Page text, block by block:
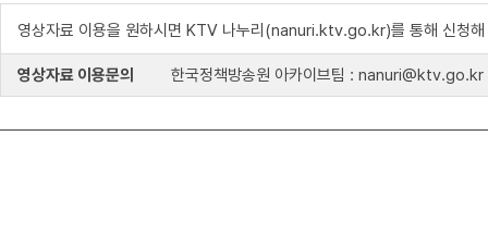
영상자료 이용을 원하시면 KTV 나누리(nanuri.ktv.go.kr)를 통해 신청해
영상자료 이용문의 한국정책방송원 아카이브팀 : nanuri@ktv.go.kr